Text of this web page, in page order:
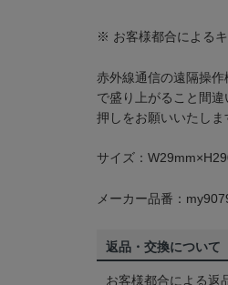
※ お客様都合による
赤外線通信の遠隔操
で盛り上がること間
押しをお願いいたしま
サイズ：
メーカー品番：
返品・交換について
お客様都合による返